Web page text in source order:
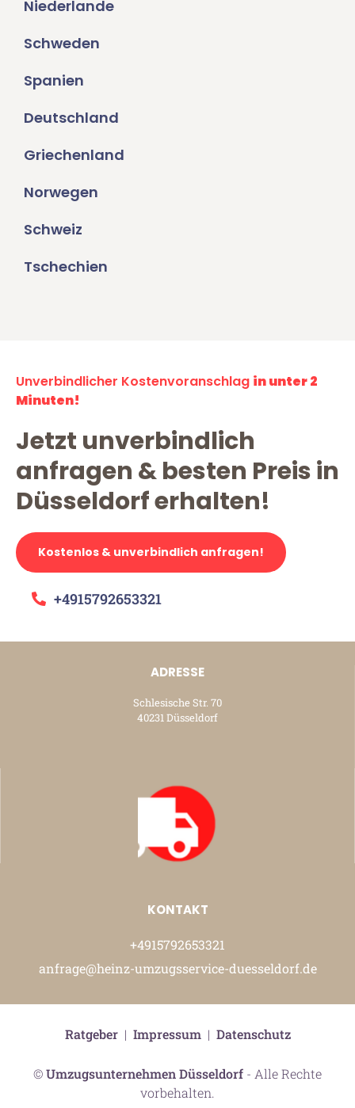
Niederlande
Schweden
Spanien
Deutschland
Griechenland
Norwegen
Schweiz
Tschechien
Unverbindlicher Kostenvoranschlag in unter 2
Minuten!
Jetzt unverbindlich
anfragen & besten Preis in
Düsseldorf erhalten!
Kostenlos & unverbindlich anfragen!
+4915792653321
ADRESSE
Schlesische Str. 70
40231 Düsseldorf
KONTAKT
+4915792653321
anfrage@heinz-umzugsservice-duesseldorf.de
©Umzugsunternehmen Düsseldorf - Alle Rechte
vorbehalten.
Ratgeber| Impressum| Datenschutz